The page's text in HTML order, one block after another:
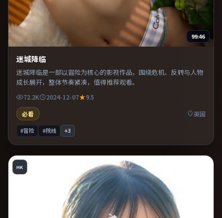
99:46
迷城降临
迷城降临是一部以冒险为核心的影视作品，围绕危机、反转与人物
成长展开，整体节奏紧凑，值得推荐观看。
72.2K 2024-12-07
9.5
必看
英国
#冒险 #院线 +3
HK